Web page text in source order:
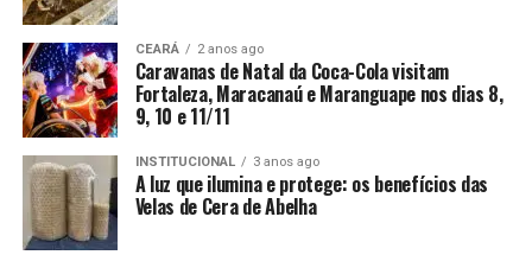
CEARÁ 2 anos ago
Caravanas de Natal da Coca-Cola visitam
Fortaleza, Maracanaú e Maranguape nos dias 8,
9, 10 e 11/11
INSTITUCIONAL 3 anos ago
A luz que ilumina e protege: os benefícios das
Velas de Cera de Abelha